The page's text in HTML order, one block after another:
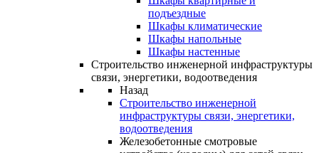
подъездные
Шкафы климатические
Шкафы напольные
Шкафы настенные
Строительство инженерной инфраструктуры
связи, энергетики, водоотведения
Назад
Строительство инженерной
инфраструктуры связи, энергетики,
водоотведения
Железобетонные смотровые